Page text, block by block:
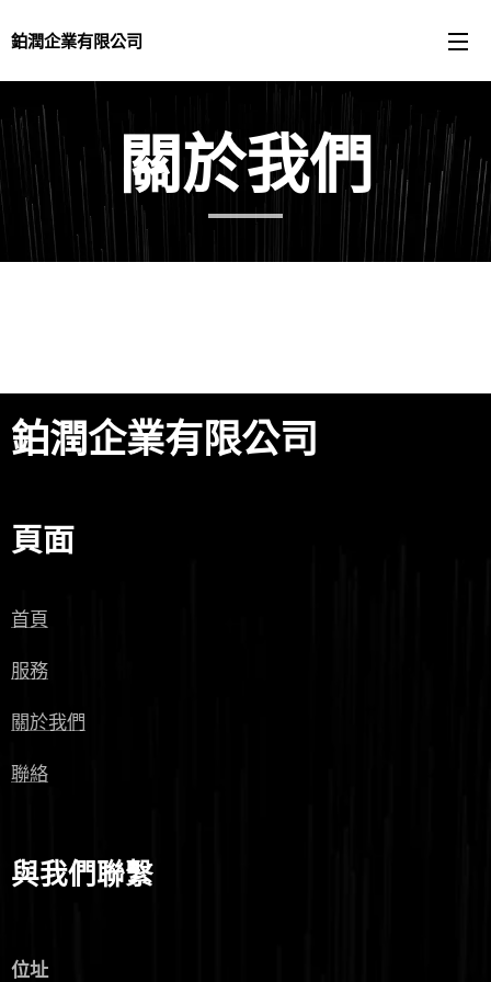
鉑潤企業有限公司
關於我們
鉑潤企業有限公司
頁面
首頁
服務
關於我們
聯絡
與我們聯繫
位址